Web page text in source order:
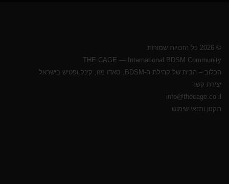
© 2026 כל הזכויות שמורות
THE CAGE — International BDSM Community
הכלוב – הבית של קהילת ה-BDSM, סאדו מזו, קינק ופטיש בישראל
יצירת קשר
info@thecage.co.il
תקנון ותנאי שימוש